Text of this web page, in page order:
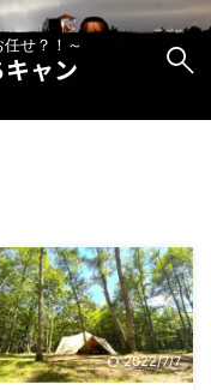
せ？！～
ャン
2022/7/7